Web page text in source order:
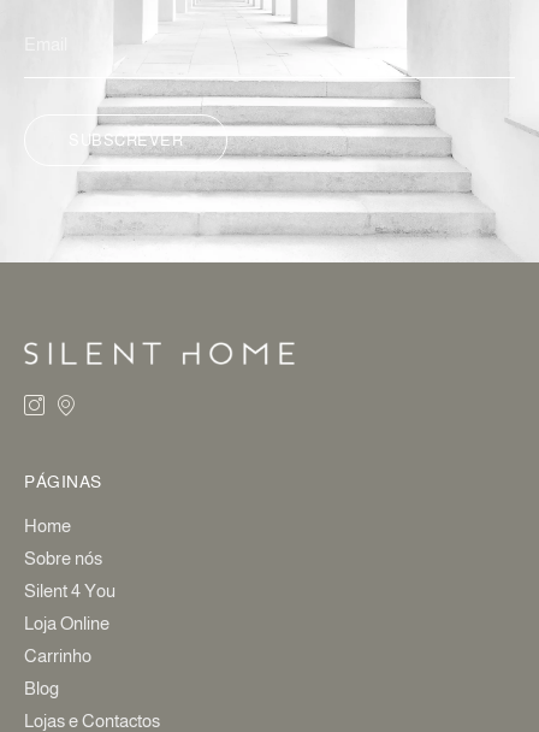
SUBSCREVER
PÁGINAS
Home
Sobre nós
Silent 4 You
Loja Online
Carrinho
Blog
Lojas e Contactos